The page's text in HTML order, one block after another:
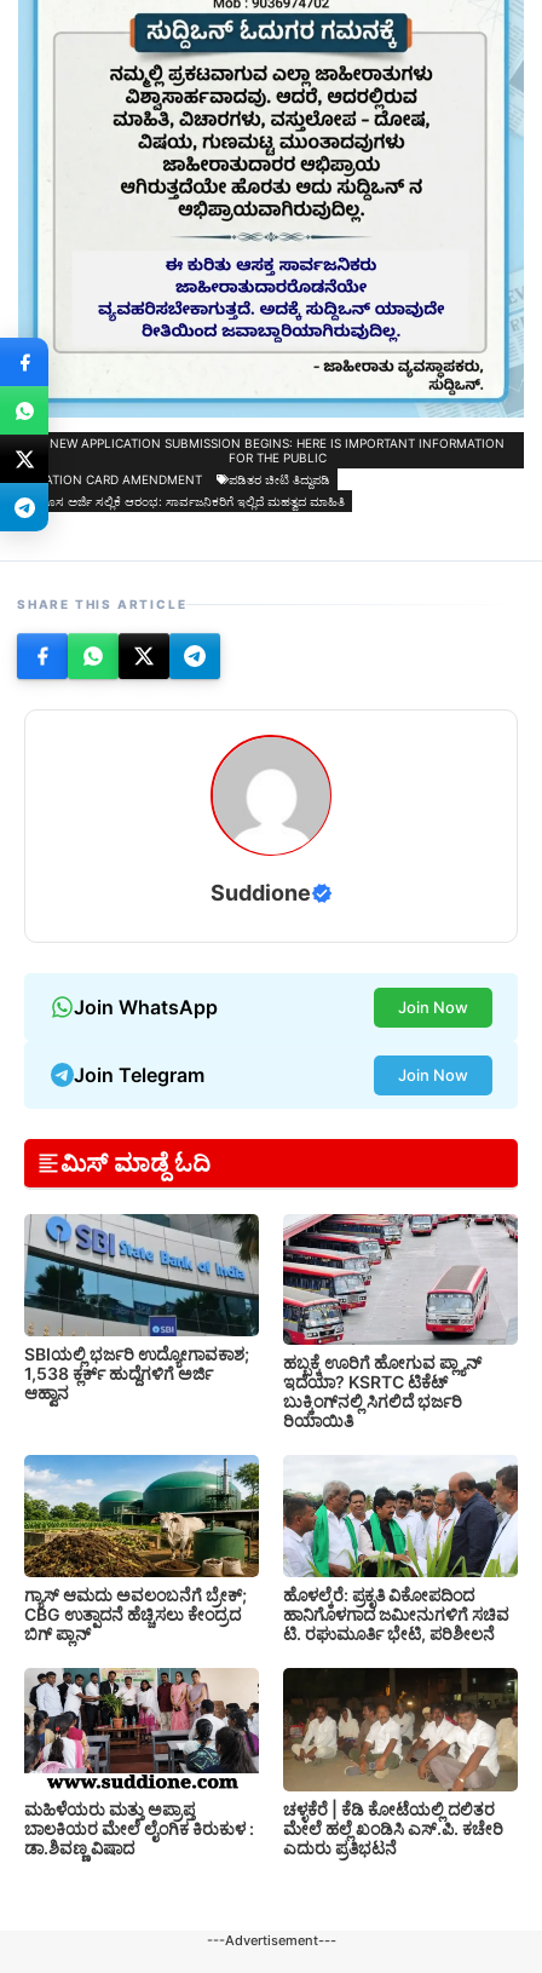
NEW APPLICATION SUBMISSION BEGINS: HERE IS IMPORTANT INFORMATION
FOR THE PUBLIC
RATION CARD AMENDMENT
ಪಡಿತರ ಚೀಟಿ ತಿದ್ದುಪಡಿ
ಹೊಸ ಅರ್ಜಿ ಸಲ್ಲಿಕೆ ಆರಂಭ: ಸಾರ್ವಜನಿಕರಿಗೆ ಇಲ್ಲಿದೆ ಮಹತ್ವದ ಮಾಹಿತಿ
SHARE THIS ARTICLE
Suddione
Join WhatsApp Join Now
Join Telegram Join Now
ಮಿಸ್ ಮಾಡ್ದೆ ಓದಿ
SBIಯಲ್ಲಿ ಭರ್ಜರಿ ಉದ್ಯೋಗಾವಕಾಶ;
1,538 ಕ್ಲರ್ಕ್ ಹುದ್ದೆಗಳಿಗೆ ಅರ್ಜಿ
ಆಹ್ವಾನ
ಹಬ್ಬಕ್ಕೆ ಊರಿಗೆ ಹೋಗುವ ಪ್ಲ್ಯಾನ್
ಇದೆಯಾ? KSRTC ಟಿಕೆಟ್
ಬುಕ್ಕಿಂಗ್‌ನಲ್ಲಿ ಸಿಗಲಿದೆ ಭರ್ಜರಿ
ರಿಯಾಯಿತಿ
ಗ್ಯಾಸ್ ಆಮದು ಅವಲಂಬನೆಗೆ ಬ್ರೇಕ್;
CBG ಉತ್ಪಾದನೆ ಹೆಚ್ಚಿಸಲು ಕೇಂದ್ರದ
ಬಿಗ್ ಪ್ಲಾನ್
ಹೊಳಲ್ಕೆರೆ: ಪ್ರಕೃತಿ ವಿಕೋಪದಿಂದ
ಹಾನಿಗೊಳಗಾದ ಜಮೀನುಗಳಿಗೆ ಸಚಿವ
ಟಿ. ರಘುಮೂರ್ತಿ ಭೇಟಿ, ಪರಿಶೀಲನೆ
ಮಹಿಳೆಯರು ಮತ್ತು ಅಪ್ರಾಪ್ತ
ಬಾಲಕಿಯರ ಮೇಲೆ ಲೈಂಗಿಕ ಕಿರುಕುಳ :
ಡಾ.ಶಿವಣ್ಣ ವಿಷಾದ
ಚಳ್ಳಕೆರೆ | ಕೆಡಿ ಕೋಟೆಯಲ್ಲಿ ದಲಿತರ
ಮೇಲೆ ಹಲ್ಲೆ ಖಂಡಿಸಿ ಎಸ್.ಪಿ. ಕಚೇರಿ
ಎದುರು ಪ್ರತಿಭಟನೆ
---Advertisement---